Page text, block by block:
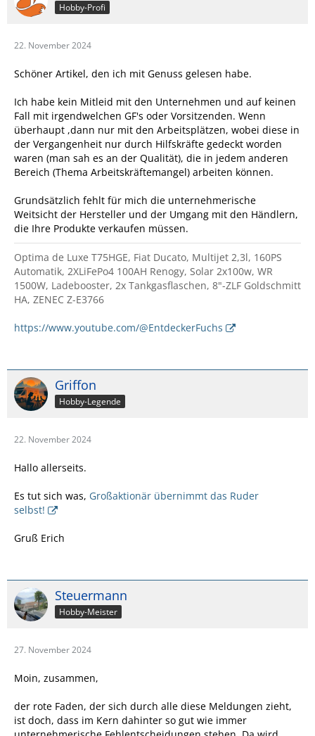
Hobby-Profi
22. November 2024
Schöner Artikel, den ich mit Genuss gelesen habe.
Ich habe kein Mitleid mit den Unternehmen und auf keinen
Fall mit irgendwelchen GF's oder Vorsitzenden. Wenn
überhaupt ,dann nur mit den Arbeitsplätzen, wobei diese in
der Vergangenheit nur durch Hilfskräfte gedeckt worden
waren (man sah es an der Qualität), die in jedem anderen
Bereich (Thema Arbeitskräftemangel) arbeiten können.
Grundsätzlich fehlt für mich die unternehmerische
Weitsicht der Hersteller und der Umgang mit den Händlern,
die Ihre Produkte verkaufen müssen.
Optima de Luxe T75HGE, Fiat Ducato, Multijet 2,3l, 160PS
Automatik, 2XLiFePo4 100AH Renogy, Solar 2x100w, WR
1500W, Ladebooster, 2x Tankgasflaschen, 8"-ZLF Goldschmitt
HA, ZENEC Z-E3766
https://www.youtube.com/@EntdeckerFuchs
Griffon
Hobby-Legende
22. November 2024
Hallo allerseits.
Es tut sich was, Großaktionär übernimmt das Ruder
selbst!
Gruß Erich
Steuermann
Hobby-Meister
27. November 2024
Moin, zusammen,
der rote Faden, der sich durch alle diese Meldungen zieht,
ist doch, dass im Kern dahinter so gut wie immer